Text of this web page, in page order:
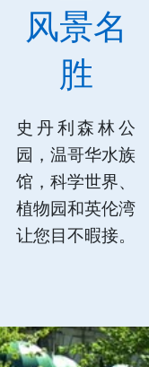
风景名
胜
史丹利森林公
园，温哥华水族
馆，科学世界、
植物园和英伦湾
让您目不暇接。